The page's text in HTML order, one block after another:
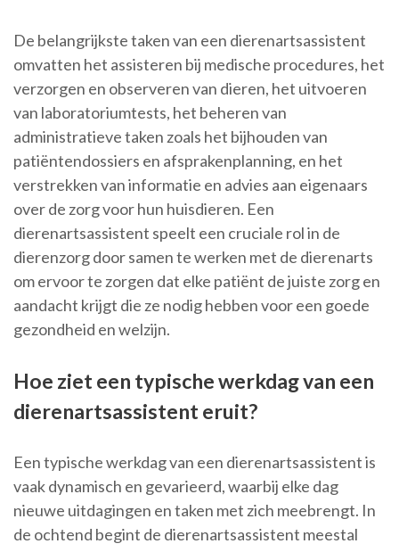
De belangrijkste taken van een dierenartsassistent
omvatten het assisteren bij medische procedures, het
verzorgen en observeren van dieren, het uitvoeren
van laboratoriumtests, het beheren van
administratieve taken zoals het bijhouden van
patiëntendossiers en afsprakenplanning, en het
verstrekken van informatie en advies aan eigenaars
over de zorg voor hun huisdieren. Een
dierenartsassistent speelt een cruciale rol in de
dierenzorg door samen te werken met de dierenarts
om ervoor te zorgen dat elke patiënt de juiste zorg en
aandacht krijgt die ze nodig hebben voor een goede
gezondheid en welzijn.
Hoe ziet een typische werkdag van een
dierenartsassistent eruit?
Een typische werkdag van een dierenartsassistent is
vaak dynamisch en gevarieerd, waarbij elke dag
nieuwe uitdagingen en taken met zich meebrengt. In
de ochtend begint de dierenartsassistent meestal